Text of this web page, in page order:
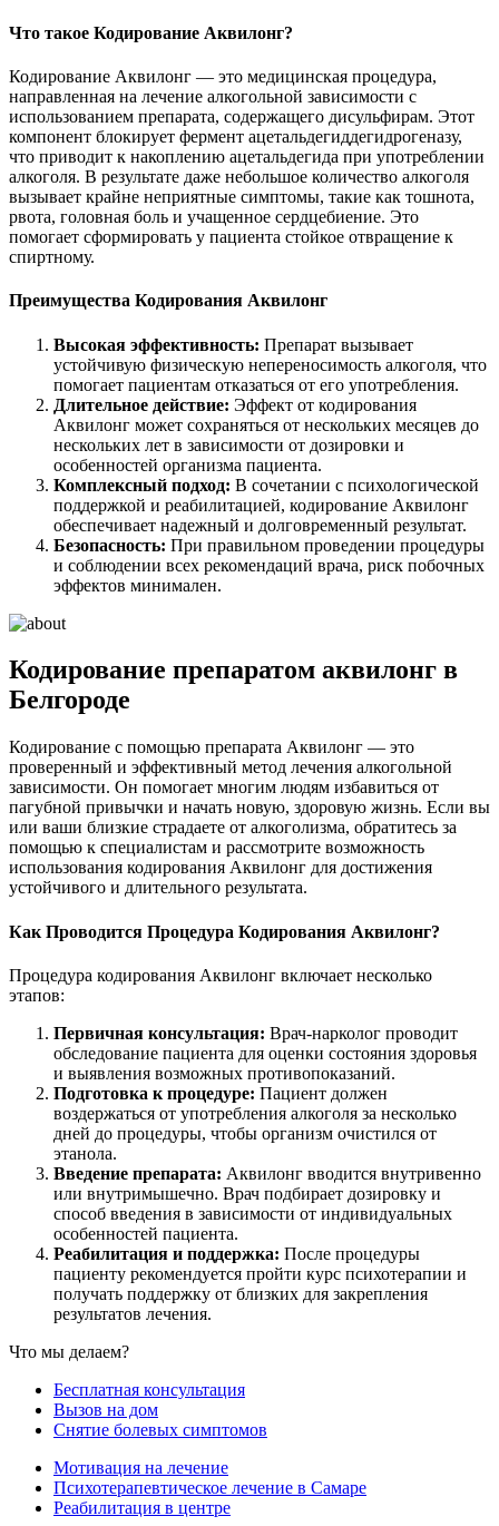
Что такое Кодирование Аквилонг?
Кодирование Аквилонг — это медицинская процедура,
направленная на лечение алкогольной зависимости с
использованием препарата, содержащего дисульфирам. Этот
компонент блокирует фермент ацетальдегиддегидрогеназу,
что приводит к накоплению ацетальдегида при употреблении
алкоголя. В результате даже небольшое количество алкоголя
вызывает крайне неприятные симптомы, такие как тошнота,
рвота, головная боль и учащенное сердцебиение. Это
помогает сформировать у пациента стойкое отвращение к
спиртному.
Преимущества Кодирования Аквилонг
Высокая эффективность: Препарат вызывает
устойчивую физическую непереносимость алкоголя, что
помогает пациентам отказаться от его употребления.
Длительное действие: Эффект от кодирования
Аквилонг может сохраняться от нескольких месяцев до
нескольких лет в зависимости от дозировки и
особенностей организма пациента.
Комплексный подход: В сочетании с психологической
поддержкой и реабилитацией, кодирование Аквилонг
обеспечивает надежный и долговременный результат.
Безопасность: При правильном проведении процедуры
и соблюдении всех рекомендаций врача, риск побочных
эффектов минимален.
Кодирование препаратом аквилонг в
Белгороде
Кодирование с помощью препарата Аквилонг — это
проверенный и эффективный метод лечения алкогольной
зависимости. Он помогает многим людям избавиться от
пагубной привычки и начать новую, здоровую жизнь. Если вы
или ваши близкие страдаете от алкоголизма, обратитесь за
помощью к специалистам и рассмотрите возможность
использования кодирования Аквилонг для достижения
устойчивого и длительного результата.
Как Проводится Процедура Кодирования Аквилонг?
Процедура кодирования Аквилонг включает несколько
этапов:
Первичная консультация: Врач-нарколог проводит
обследование пациента для оценки состояния здоровья
и выявления возможных противопоказаний.
Подготовка к процедуре: Пациент должен
воздержаться от употребления алкоголя за несколько
дней до процедуры, чтобы организм очистился от
этанола.
Введение препарата: Аквилонг вводится внутривенно
или внутримышечно. Врач подбирает дозировку и
способ введения в зависимости от индивидуальных
особенностей пациента.
Реабилитация и поддержка: После процедуры
пациенту рекомендуется пройти курс психотерапии и
получать поддержку от близких для закрепления
результатов лечения.
Что мы делаем?
Бесплатная консультация
Вызов на дом
Снятие болевых симптомов
Мотивация на лечение
Психотерапевтическое лечение в Самаре
Реабилитация в центре